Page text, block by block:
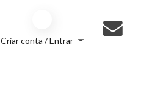
Criar conta / Entrar